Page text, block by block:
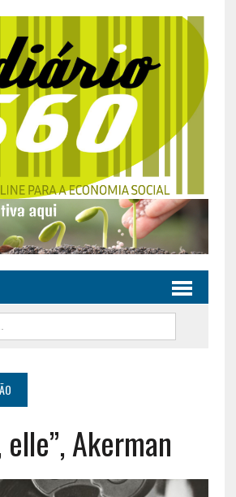
Akerman